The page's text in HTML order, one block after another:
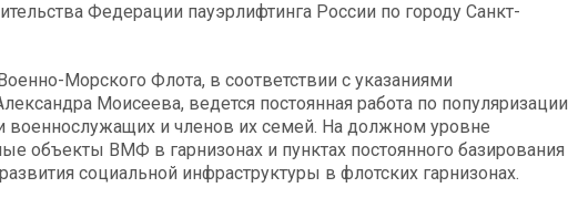
Федерации пауэрлифтинга России по городу Санкт-
Морского Флота, в соответствии с указаниями
Моисеева, ведется постоянная работа по популяризации
военнослужащих и членов их семей. На должном уровне
объекты ВМФ в гарнизонах и пунктах постоянного базирования
социальной инфраструктуры в флотских гарнизонах.